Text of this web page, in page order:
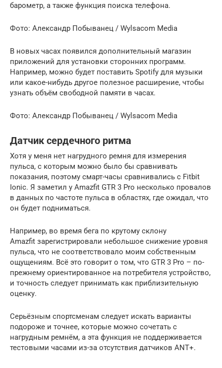
барометр, а также функция поиска телефона.
Фото: Александр Побыванец / Wylsacom Media
В новых часах появился дополнительный магазин
приложений для установки сторонних программ.
Например, можно будет поставить Spotify для музыки
или какое-нибудь другое полезное расширение, чтобы
узнать объём свободной памяти в часах.
Фото: Александр Побыванец / Wylsacom Media
Датчик сердечного ритма
Хотя у меня нет нагрудного ремня для измерения
пульса, с которым можно было бы сравнивать
показания, поэтому смарт-часы сравнивались с Fitbit
Ionic. Я заметил у Amazfit GTR 3 Pro несколько провалов
в данных по частоте пульса в областях, где ожидал, что
он будет подниматься.
Например, во время бега по крутому склону
Amazfit зарегистрировали небольшое снижение уровня
пульса, что не соответствовало моим собственным
ощущениям. Всё это говорит о том, что GTR 3 Pro – по-
прежнему ориентированное на потребителя устройство,
и точность следует принимать как приблизительную
оценку.
Серьёзным спортсменам следует искать варианты
подороже и точнее, которые можно сочетать с
нагрудным ремнём, а эта функция не поддерживается
тестовыми часами из-за отсутствия датчиков ANT+.